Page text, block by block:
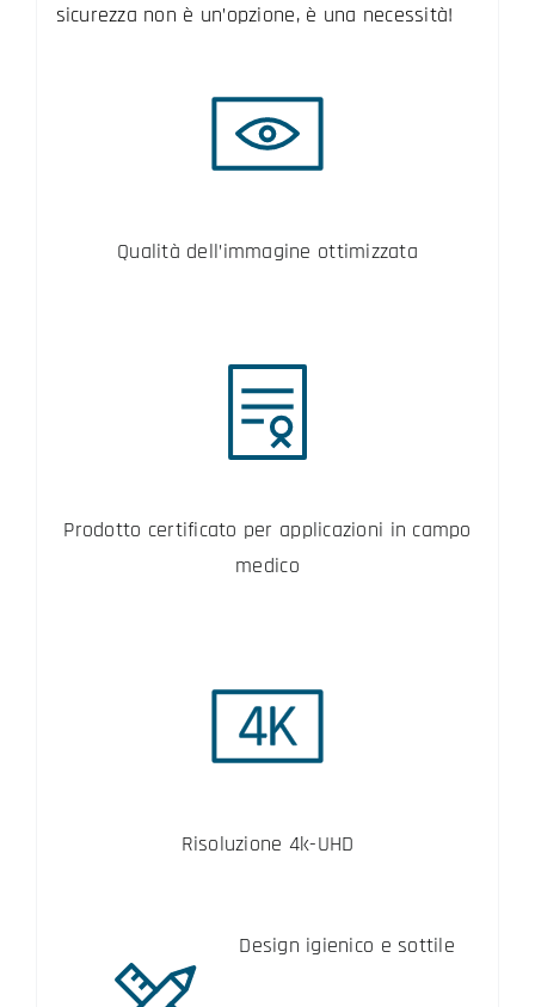
sicurezza non è un’opzione, è una necessità!
Qualità dell’immagine ottimizzata
Prodotto certificato per applicazioni in campo
medico
Risoluzione 4k-UHD
Design igienico e sottile